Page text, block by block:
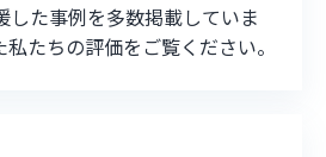
した事例を多数掲載していま
たちの評価をご覧ください。